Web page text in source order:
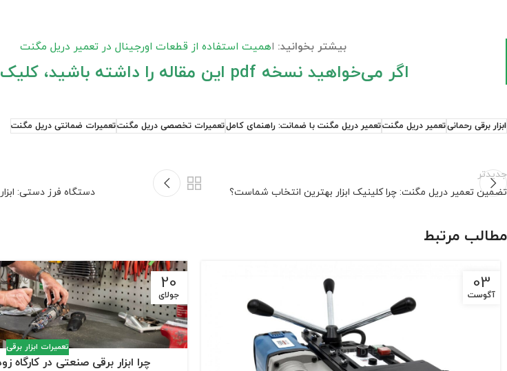
بیشتر بخوانید: اهمیت استفاده از قطعات اورجینال در تعمیر دریل مگنت
اگر می‌خواهید نسخه pdf این مقاله را داشته باشید، کلیک کنید.
ابزار برقی رحمانیتعمیر دریل مگنتتعمیر دریل مگنت با ضمانت: راهنمای کاملتعمیرات تخصصی دریل مگنتتعمیرات ضمانتی دریل مگنت
جدیدتر
تضمین تعمیر دریل مگنت: چرا کلینیک ابزار بهترین انتخاب شماست؟
دستگاه فرز دستی:
مطالب مرتبط
03
آگوست
20
جولای
تعمیرات ابزار برقی
چرا ابزار برقی صنعتی در